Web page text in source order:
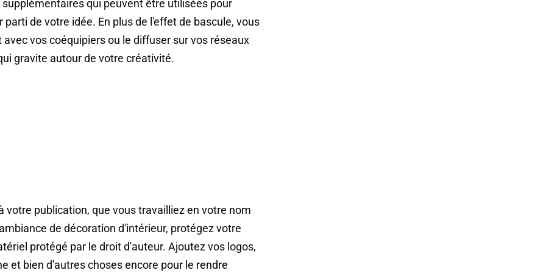
qui peuvent être utilisées pour
de votre idée. En plus de l'effet de bascule, vous
vos coéquipiers ou le diffuser sur vos réseaux
gravite autour de votre créativité.
votre publication, que vous travailliez en votre nom
de décoration d'intérieur, protégez votre
protégé par le droit d'auteur. Ajoutez vos logos,
et bien d'autres choses encore pour le rendre